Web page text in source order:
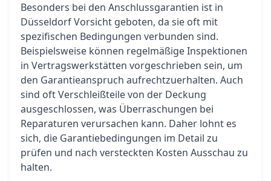
Besonders bei den Anschlussgarantien ist in
Düsseldorf Vorsicht geboten, da sie oft mit
spezifischen Bedingungen verbunden sind.
Beispielsweise können regelmäßige Inspektionen
in Vertragswerkstätten vorgeschrieben sein, um
den Garantieanspruch aufrechtzuerhalten. Auch
sind oft Verschleißteile von der Deckung
ausgeschlossen, was Überraschungen bei
Reparaturen verursachen kann. Daher lohnt es
sich, die Garantiebedingungen im Detail zu
prüfen und nach versteckten Kosten Ausschau zu
halten.